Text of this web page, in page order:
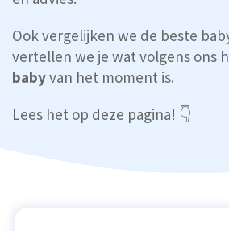
Ook vergelijken we de beste
vertellen we je wat volgens ons
babyvan het moment is.
Lees het op deze pagina! 👇